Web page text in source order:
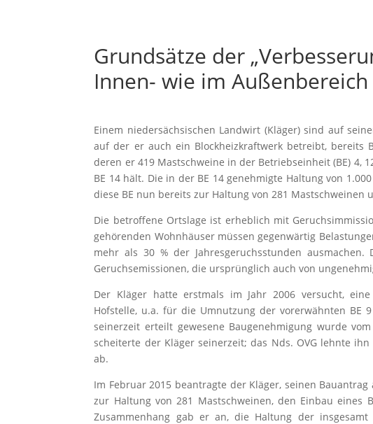
Grundsätze der
Innen- wie im Außenbereich
Einem niedersächsischen Landwirt (Kläger) sind auf
auf der er auch ein Blockheizkraftwerk betreibt, bereits
deren er 419 Mastschweine in der Betriebseinheit (BE) 4,
BE 14 hält. Die in der BE 14 genehmigte Haltung von
diese BE nun bereits zur Haltung von 281 Mastschweinen
Die betroffene Ortslage ist erheblich mit
gehörenden Wohnhäuser müssen gegenwärtig
mehr als 30 % der Jahresgeruchsstunden
Geruchsemissionen, die ursprünglich auch von
Der Kläger hatte erstmals im Jahr 2006 versucht,
Hofstelle, u.a. für die Umnutzung der vorerwähnten BE
seinerzeit erteilt gewesene Baugenehmigung wurde
scheiterte der Kläger seinerzeit; das Nds. OVG lehnte ihn
ab.
Im Februar 2015 beantragte der Kläger, seinen
zur Haltung von 281 Mastschweinen, den Einbau
Zusammenhang gab er an, die Haltung der